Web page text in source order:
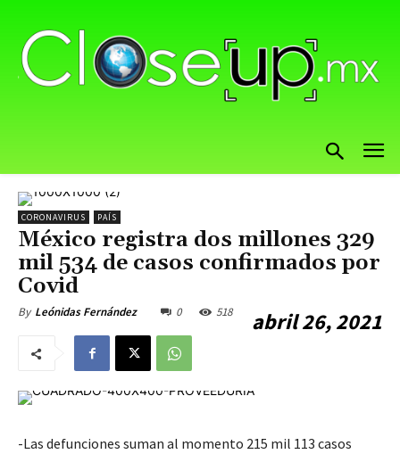
CORONAVIRUS PAÍS
México registra dos millones 329
mil 534 de casos confirmados por
Covid
By Leónidas Fernández abril 26, 2021
0 518
-Las defunciones suman al momento 215 mil 113 casos